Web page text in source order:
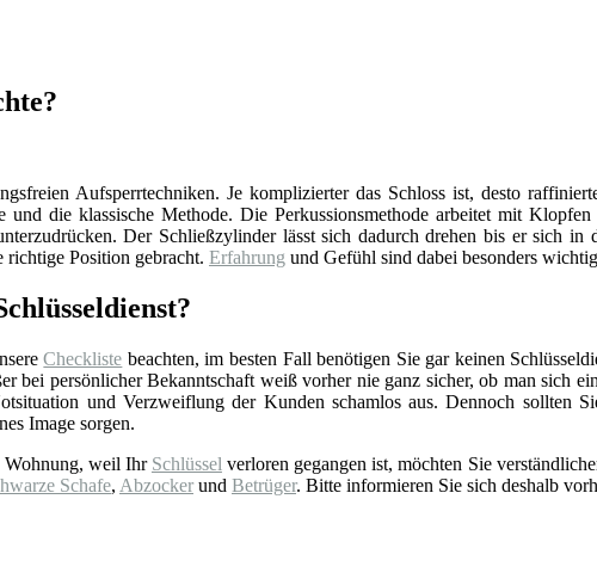
Aufsperrtechniken. Je komplizierter das Schloss ist, desto
und die klassische Methode. Die Perkussionsmethode arbeitet mit
Der Schließzylinder lässt sich dadurch drehen bis er sich
richtige Position gebracht. Erfahrung und Gefühl sind dabei besonders
Checkliste beachten, im besten Fall benötigen Sie gar keinen
bei persönlicher Bekanntschaft weiß vorher nie ganz sicher, ob man sich
und Verzweiflung der Kunden schamlos aus. Dennoch sollten
Image sorgen.
Wohnung, weil Ihr Schlüssel verloren gegangen ist, möchten Sie
Schafe, Abzocker und Betrüger. Bitte informieren Sie sich deshalb